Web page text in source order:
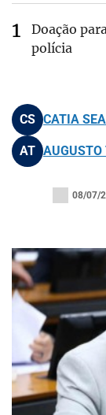
Doação
polícia
CS CATIA
AT AUGUSTO
08/07/